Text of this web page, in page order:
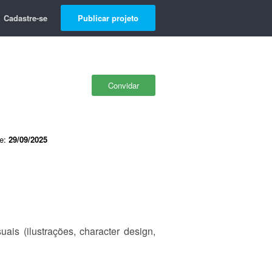
Cadastre-se Publicar projeto
Convidar
29/09/2025
(ilustrações, character design,